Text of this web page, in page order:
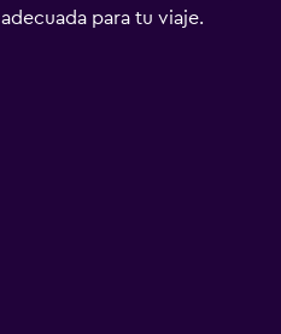
adecuada para tu viaje.